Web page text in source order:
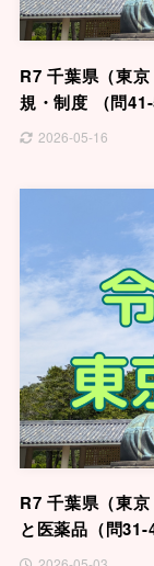
R7 千葉県（東
規・制度 （問41-
2026-05-16
R7 千葉県（東
と医薬品（問31-